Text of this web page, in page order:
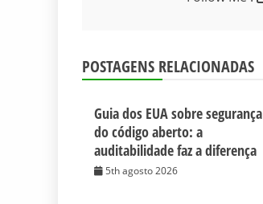
POSTAGENS RELACIONADAS
Guia dos EUA sobre segurança
do código aberto: a
auditabilidade faz a diferença
5th agosto 2026